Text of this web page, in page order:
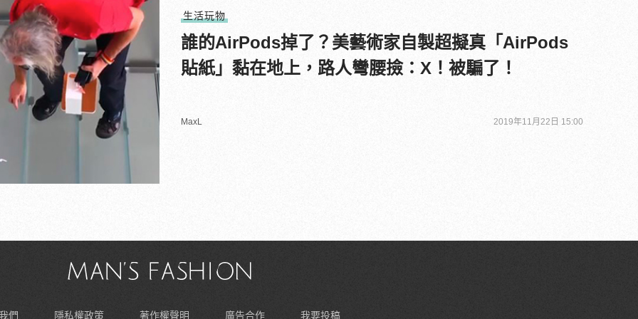
生活玩物
誰的AirPods掉了？美藝術家自製超擬真「AirPods
貼紙」黏在地上，路人彎腰撿：X！被騙了！
MaxL 2019年11月22日 15:00
們 隱私權政策 著作權聲明 廣告合作 我要投稿